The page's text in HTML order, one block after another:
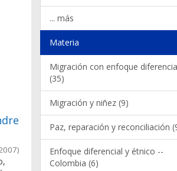
)
... más
Materia
Migración con enfoque
(35)
Migración y niñez (9)
Paz, reparación y reconciliación
Enfoque diferencial y étnico --
Colombia (6)